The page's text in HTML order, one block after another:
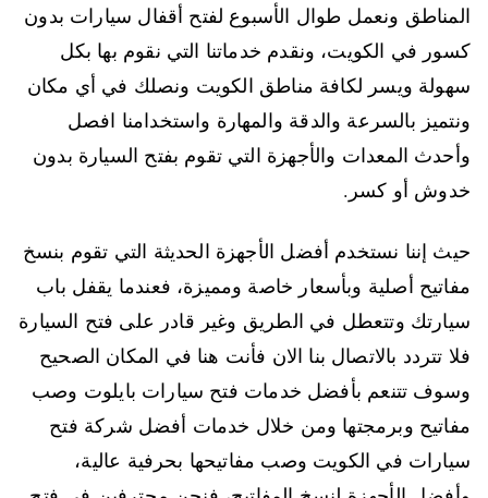
المناطق ونعمل طوال الأسبوع لفتح أقفال سيارات بدون
كسور في الكويت، ونقدم خدماتنا التي نقوم بها بكل
سهولة ويسر لكافة مناطق الكويت ونصلك في أي مكان
ونتميز بالسرعة والدقة والمهارة واستخدامنا افصل
وأحدث المعدات والأجهزة التي تقوم بفتح السيارة بدون
خدوش أو كسر.
حيث إننا نستخدم أفضل الأجهزة الحديثة التي تقوم بنسخ
مفاتيح أصلية وبأسعار خاصة ومميزة، فعندما يقفل باب
سيارتك وتتعطل في الطريق وغير قادر على فتح السيارة
فلا تتردد بالاتصال بنا الان فأنت هنا في المكان الصحيح
وسوف تتنعم بأفضل خدمات فتح سيارات بايلوت وصب
مفاتيح وبرمجتها ومن خلال خدمات أفضل شركة فتح
سيارات في الكويت وصب مفاتيحها بحرفية عالية،